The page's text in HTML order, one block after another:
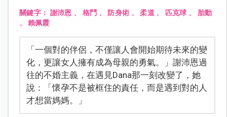
關鍵字： 謝沛恩 、 格鬥 、 防身術 、柔道、 匹克球 、 胎動
、 賴佩霞
「一個對的伴侶，不僅讓人會開始期待未來的變
化，更讓女人擁有成為母親的勇氣。」謝沛恩過
往的不婚主義，在遇見Dana那一刻改變了，她
說：「懷孕不是被框住的責任，而是遇到對的人
才想當媽媽。」